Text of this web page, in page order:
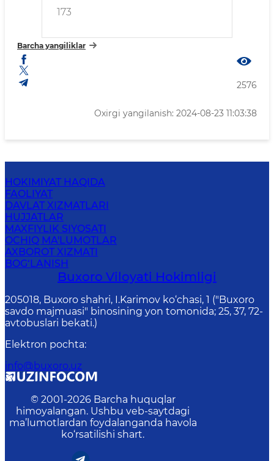
173
Barcha yangiliklar
2576
Oxirgi yangilanish: 2024-08-23 11:03:38
HOKIMIYAT HAQIDA
FAOLIYAT
DAVLAT XIZMATLARI
HUJJATLAR
MAXFIYLIK SIYOSATI
OCHIQ MA'LUMOTLAR
AXBOROT XIZMATI
BOG‘LANISH
Buxoro Viloyati Hokimligi
205018, Buхоrо shahri, I.Karimov ko‘chаsi, 1 ("Buxoro
savdo majmuasi" binosining yon tomonida; 25, 37, 72-
avtobuslari bekati.)
Elektron pochta:
info@buxoro.uz
© 2001-2026 Barcha huquqlar
himoyalangan. Ushbu veb-saytdagi
ma’lumotlardan foydalanganda havola
ko‘rsatilishi shart.